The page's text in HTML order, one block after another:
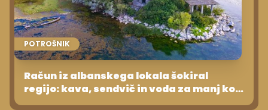
POTROŠNIK
Račun iz albanskega lokala šokiral
regijo: kava, sendvič in voda za manj kot
5 evrov!